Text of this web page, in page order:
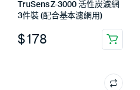
TruSens Z-3000 活性炭濾網
3件裝 (配合基本濾網用)
$178